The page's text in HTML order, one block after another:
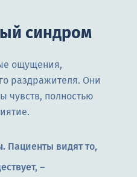
синдром
ощущения,
раздражителя. Они
чувств, полностью
Пациенты видят то,
–